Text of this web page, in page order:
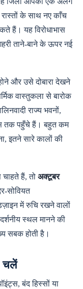
के साथ नए काँच
हैं। यह विरोधाभास
ताने-बाने के ऊपर नई
और उसे दोबारा देखने
वास्तुकला से बारोक
राज्य भवनों,
तक पहुँचे हैं। बहुत कम
इतने सारे कालों की
हैं, तो अक्टूबर
में रुचि रखने वालों
स्थल मानने की
सबक होती है।
चलें
बंद हिस्सों या